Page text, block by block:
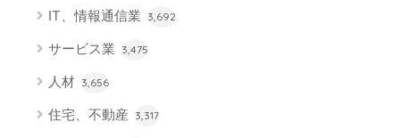
IT、情報通信業 3,692
サービス業 3,475
人材 3,656
住宅、不動産 3,317